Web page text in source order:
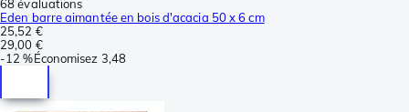
68 évaluations
Eden barre aimantée en bois d'acacia 50 x 6 cm
25,52 €
29,00 €
-12 %Économisez 3,48